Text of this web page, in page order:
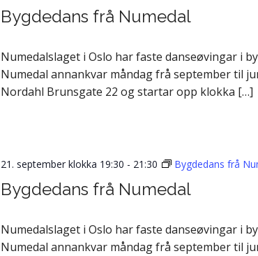
Bygdedans frå Numedal
Numedalslaget i Oslo har faste danseøvingar i
Numedal annankvar måndag frå september til
Nordahl Brunsgate 22 og startar opp klokka […]
Bygdedans frå Numedal
21. september klokka 19:30 - 21:30 Bygdedans frå
Numedalslaget i Oslo har faste danseøvingar i
Numedal annankvar måndag frå september til